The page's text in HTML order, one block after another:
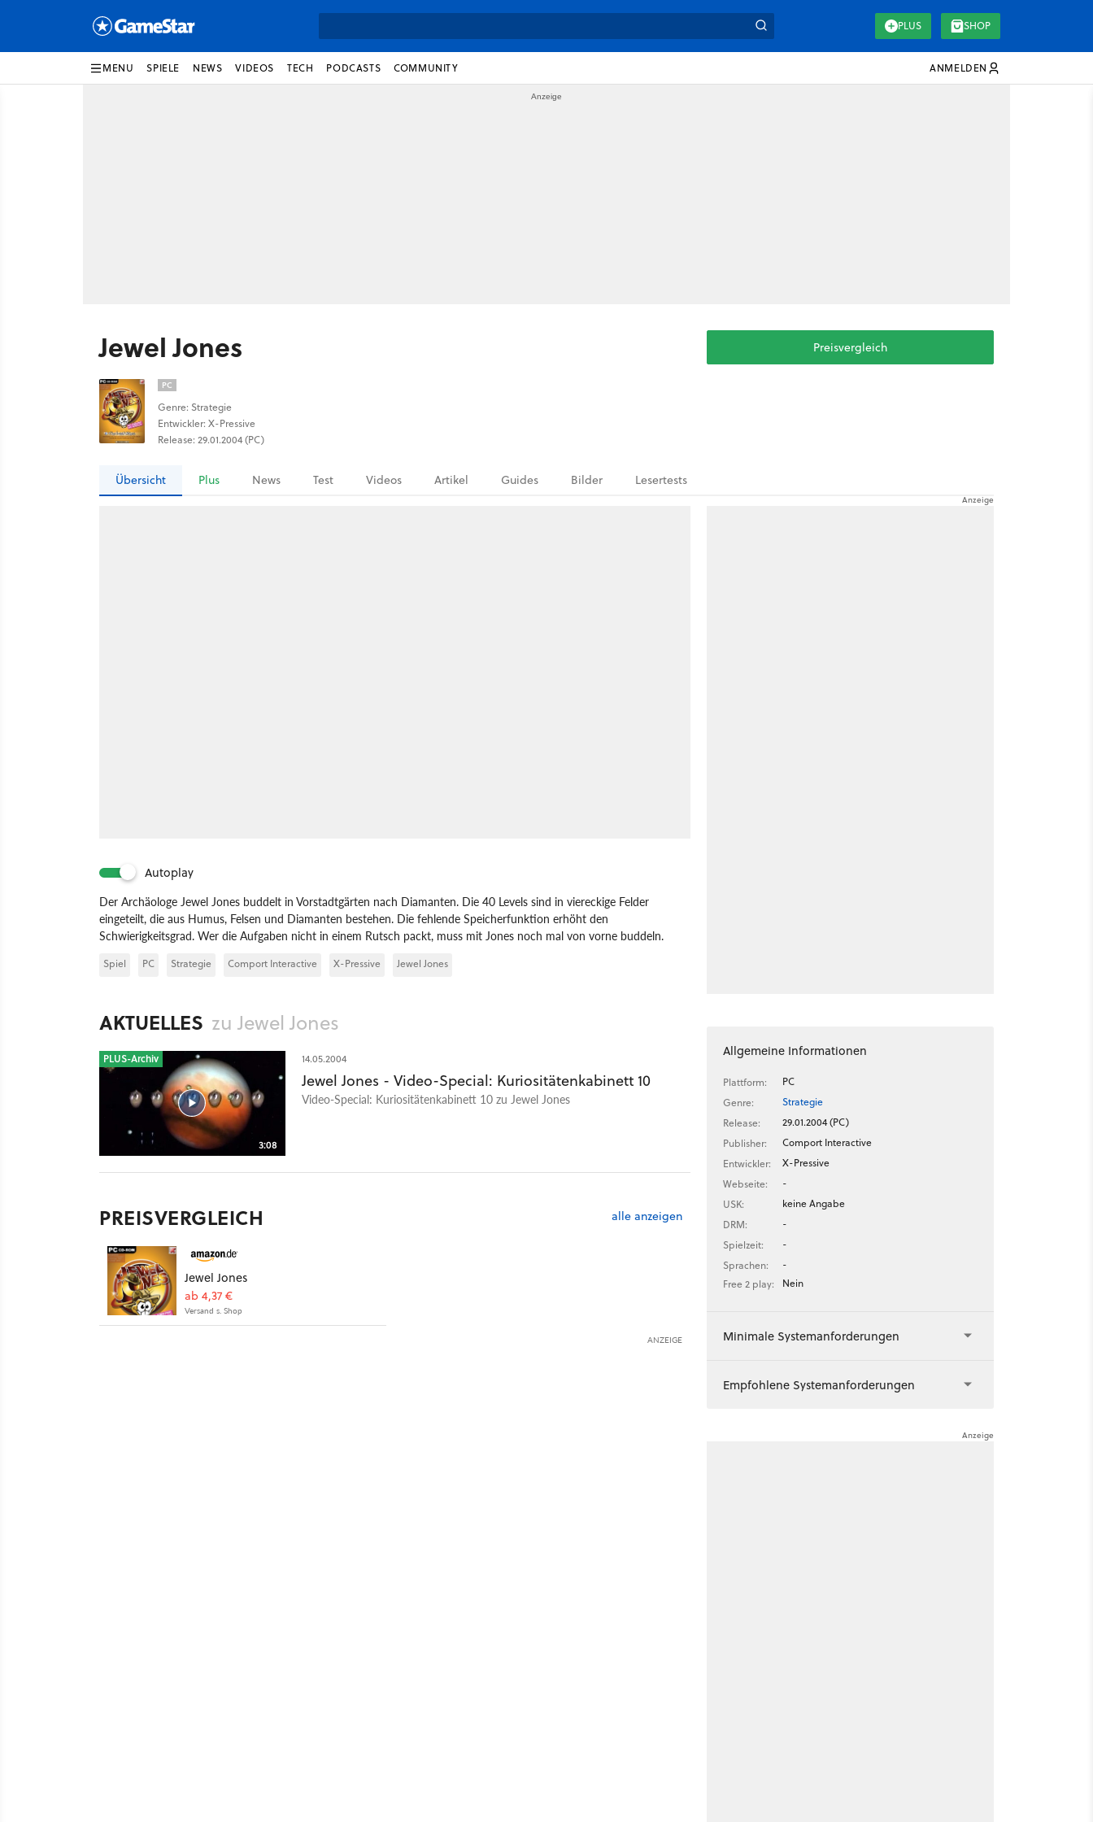
PLUS SHOP
MENU SPIELE NEWS VIDEOS TECH PODCASTS COMMUNITY ANMELDEN
Jewel Jones
PC
Genre: Strategie
Entwickler: X-Pressive
Release: 29.01.2004 (PC)
Preisvergleich
Übersicht Plus News Test Videos Artikel Guides Bilder Lesertests
Autoplay
Der Archäologe Jewel Jones buddelt in Vorstadtgärten nach Diamanten. Die 40 Levels sind in viereckige Felder
eingeteilt, die aus Humus, Felsen und Diamanten bestehen. Die fehlende Speicherfunktion erhöht den
Schwierigkeitsgrad. Wer die Aufgaben nicht in einem Rutsch packt, muss mit Jones noch mal von vorne buddeln.
Spiel PC Strategie Comport Interactive X-Pressive Jewel Jones
AKTUELLES zu Jewel Jones
3:08
PLUS-Archiv 14.05.2004
Jewel Jones - Video-Special: Kuriositätenkabinett 10
Video-Special: Kuriositätenkabinett 10 zu Jewel Jones
PREISVERGLEICH alle anzeigen
Jewel Jones
ab 4,37 €
Versand s. Shop
ANZEIGE
Allgemeine Informationen
Plattform:
PC
Genre:
Strategie
Release:
29.01.2004 (PC)
Publisher:
Comport Interactive
Entwickler:
X-Pressive
Webseite:
-
USK:
keine Angabe
DRM:
-
Spielzeit:
-
Sprachen:
-
Free 2 play:
Nein
Minimale Systemanforderungen
Empfohlene Systemanforderungen